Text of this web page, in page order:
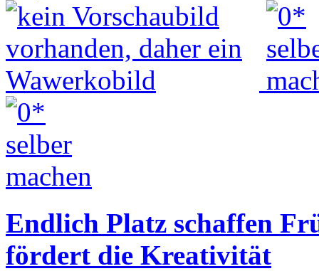
Endlich Platz schaffen
fördert die Kreativität